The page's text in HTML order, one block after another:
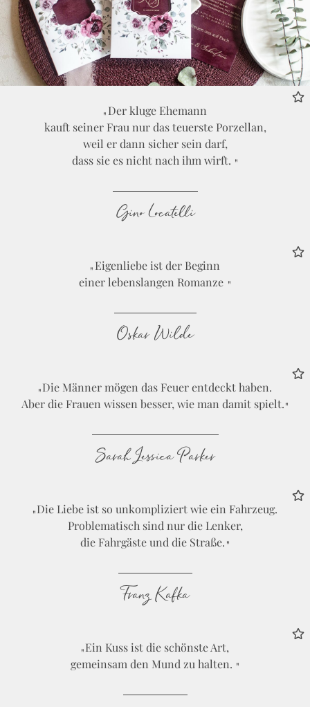
Der kluge Ehemann
kauft seiner Frau nur das teuerste Porzellan,
weil er dann sicher sein darf,
dass sie es nicht nach ihm wirft.
Gino Locatelli
Eigenliebe ist der Beginn
einer lebenslangen Romanze
Oskar Wilde
Die Männer mögen das Feuer entdeckt haben.
Aber die Frauen wissen besser, wie man damit spielt.
Sarah Jessica Parker
Die Liebe ist so unkompliziert wie ein Fahrzeug.
Problematisch sind nur die Lenker,
die Fahrgäste und die Straße.
Franz Kafka
Ein Kuss ist die schönste Art,
gemeinsam den Mund zu halten.